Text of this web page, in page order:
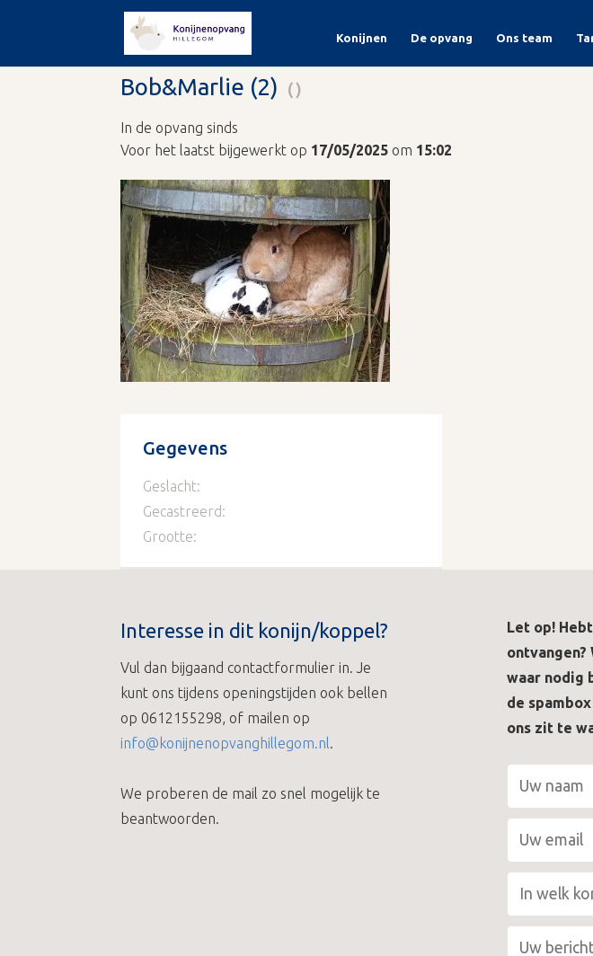
Konijnen De opvang Ons team
Bob&Marlie (2) ()
In de opvang sinds
Voor het laatst bijgewerkt op 17/05/2025 om 15:02
Gegevens
Geslacht:
Gecastreerd:
Grootte:
Interesse in dit konijn/koppel?
Vul dan bijgaand contactformulier in. Je
kunt ons tijdens openingstijden ook bellen
op 0612155298, of mailen op
info@konijnenopvanghillegom.nl.
We proberen de mail zo snel mogelijk te
beantwoorden.
Let op!
waar nodig
de
ons zit te